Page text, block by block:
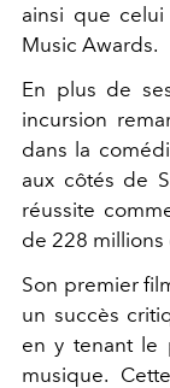
ainsi que
Music Awards.
En plus de
incursion
dans la
aux côtés de
réussite
de 228 millions
Son premier
un succès
en y tenant le
musique.